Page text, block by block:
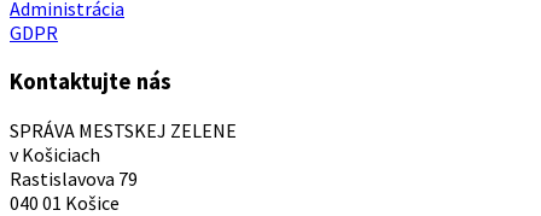
Administrácia
GDPR
Kontaktujte nás
SPRÁVA MESTSKEJ ZELENE
v Košiciach
Rastislavova 79
040 01 Košice